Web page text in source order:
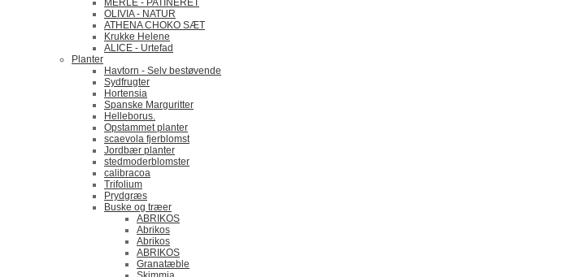
MERLE - PATINERET
OLIVIA - NATUR
ATHENA CHOKO SÆT
Krukke Helene
ALICE - Urtefad
Planter
Havtorn - Selv bestøvende
Sydfrugter
Hortensia
Spanske Marguritter
Helleborus.
Opstammet planter
scaevola fjerblomst
Jordbær planter
stedmoderblomster
calibracoa
Trifolium
Prydgræs
Buske og træer
ABRIKOS
Abrikos
Abrikos
ABRIKOS
Granatæble